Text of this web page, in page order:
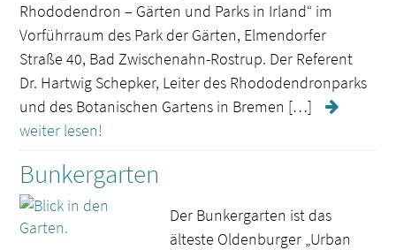
Rhododendron – Gärten und Parks in Irland“ im
Vorführraum des Park der Gärten, Elmendorfer
Straße 40, Bad Zwischenahn-Rostrup. Der Referent
Dr. Hartwig Schepker, Leiter des Rhododendronparks
und des Botanischen Gartens in Bremen […]
weiter lesen!
Bunkergarten
Der Bunkergarten ist das
älteste Oldenburger „Urban